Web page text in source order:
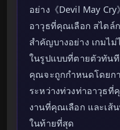
อย่าง《Devil May
อาวุธที่คุณเลือก สไตล์
สำคัญบางอย่าง เกมไ
ในรูปแบบที่ตายตัวทันที
คุณจะถูกกำหนดโดยก
ระหว่างท่วงท่าอาวุธ
งานที่คุณเลือก และเส้
ในท้ายที่สุด